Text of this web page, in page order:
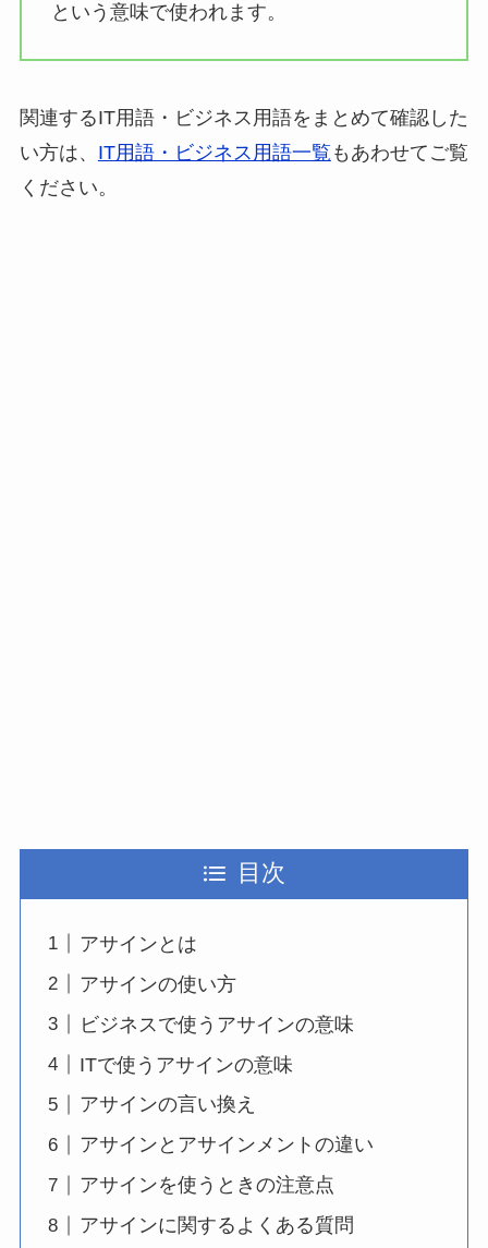
という意味で使われます。
関連するIT用語・ビジネス用語をまとめて確認した
い方は、 IT用語・ビジネス用語一覧 もあわせてご覧
ください。
目次
アサインとは
アサインの使い方
ビジネスで使うアサインの意味
ITで使うアサインの意味
アサインの言い換え
アサインとアサインメントの違い
アサインを使うときの注意点
アサインに関するよくある質問